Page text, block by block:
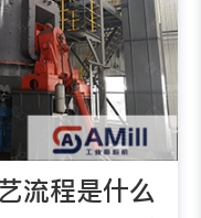
流程是什么